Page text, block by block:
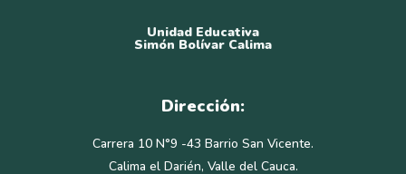
Unidad Educativa
Simón Bolívar Calima
Dirección:
Carrera 10 N°9 -43 Barrio San Vicente.
Calima el Darién, Valle del Cauca.